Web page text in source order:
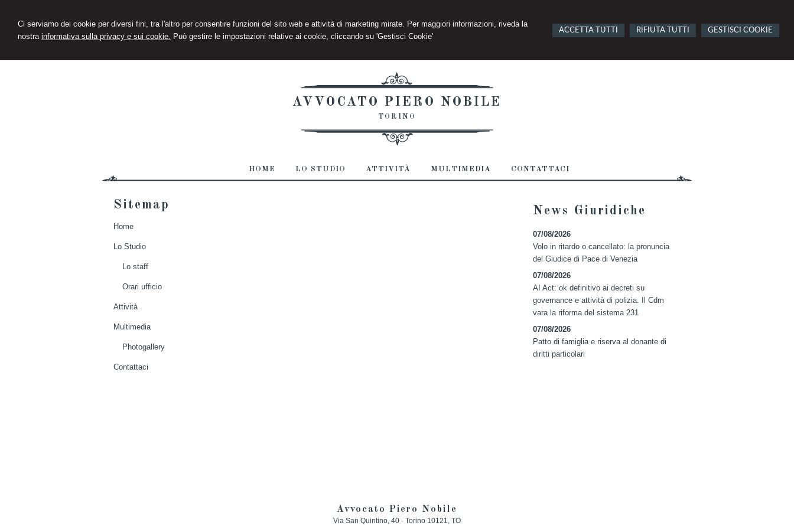
Ci serviamo dei cookie per diversi fini, tra l'altro per consentire funzioni del sito web e attività di marketing mirate. Per maggiori informazioni, riveda la
nostra informativa sulla privacy e sui cookie. Può gestire le impostazioni relative ai cookie, cliccando su 'Gestisci Cookie'
ACCETTA TUTTI RIFIUTA TUTTI GESTISCI COOKIE
AVVOCATO PIERO NOBILE
TORINO
HOME LO STUDIO ATTIVITÀ MULTIMEDIA CONTATTACI
Sitemap
Home
Lo Studio
Lo staff
Orari ufficio
Attività
Multimedia
Photogallery
Contattaci
News Giuridiche
07/08/2026
Volo in ritardo o cancellato: la pronuncia
del Giudice di Pace di Venezia
07/08/2026
AI Act: ok definitivo ai decreti su
governance e attività di polizia. Il Cdm
vara la riforma del sistema 231
07/08/2026
Patto di famiglia e riserva al donante di
diritti particolari
Avvocato Piero Nobile
Via San Quintino, 40 - Torino 10121, TO